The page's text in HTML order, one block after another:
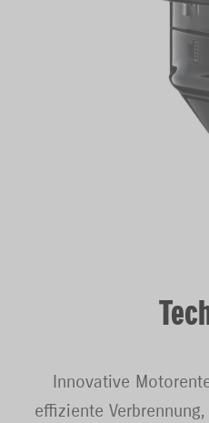
Innovative
effiziente